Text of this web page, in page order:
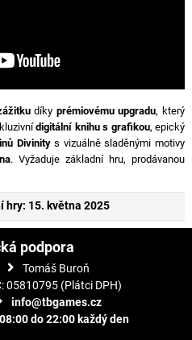
díky prémiovému upgradu, který
digitální knihu s grafikou, epický
Divinitys vizuálně sladěnými motivy
. Vyžaduje základní hru, prodávanou
hry: 15. května 2025
podpora
Tomáš Buroň
05810795 (Plátci DPH)
info@tbgames.cz
do 22:00 každý den